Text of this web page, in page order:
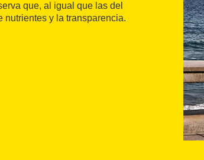
que, al igual que las del
nutrientes y la transparencia.